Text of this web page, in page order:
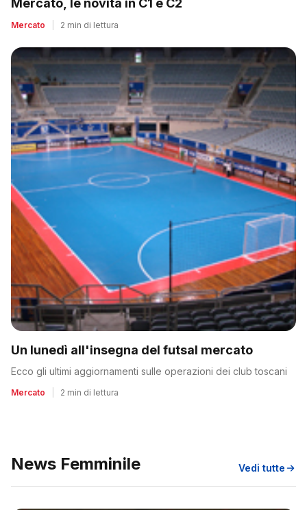
Mercato, le novità in C1 e C2
Mercato 2 min di lettura
Un lunedì all'insegna del futsal mercato
Ecco gli ultimi aggiornamenti sulle operazioni dei club toscani
Mercato 2 min di lettura
News Femminile Vedi tutte